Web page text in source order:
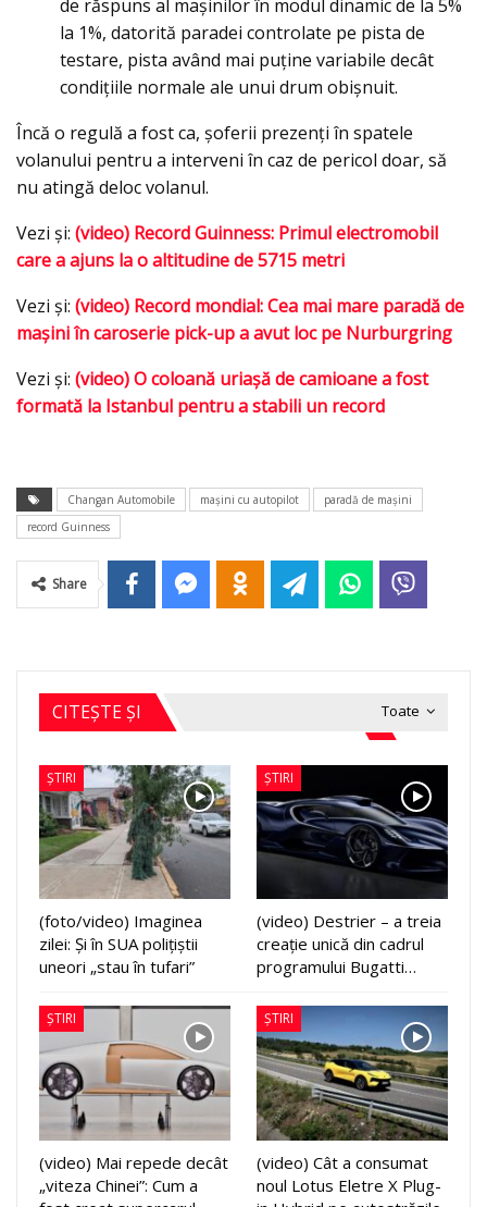
de răspuns al mașinilor în modul dinamic de la 5%
la 1%, datorită paradei controlate pe pista de
testare, pista având mai puține variabile decât
condițiile normale ale unui drum obişnuit.
Încă o regulă a fost ca, şoferii prezenţi în spatele
volanului pentru a interveni în caz de pericol doar, să
nu atingă deloc volanul.
Vezi şi: (video) Record Guinness: Primul electromobil
care a ajuns la o altitudine de 5715 metri
Vezi şi: (video) Record mondial: Cea mai mare paradă de
maşini în caroserie pick-up a avut loc pe Nurburgring
Vezi şi: (video) O coloană uriaşă de camioane a fost
formată la Istanbul pentru a stabili un record
Changan Automobile maşini cu autopilot
paradă de maşini
record Guinness
Share
Toate
CITEȘTE ȘI
ȘTIRI
(foto/video) Imaginea
zilei: Și în SUA polițiștii
uneori „stau în tufari”
ȘTIRI
(video) Destrier – a treia
creație unică din cadrul
programului Bugatti…
ȘTIRI
(video) Mai repede decât
„viteza Chinei”: Cum a
ȘTIRI
(video) Cât a consumat
noul Lotus Eletre X Plug-